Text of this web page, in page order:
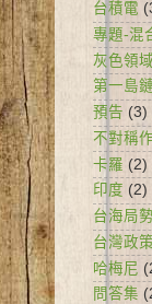
台積電
專題-混
灰色領域
第一島鏈
預告 (3)
不對稱
卡羅 (2)
印度 (2)
台海局勢
台灣政
哈梅尼
問答集